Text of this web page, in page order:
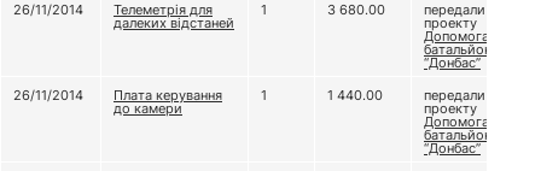
26/11/2014
Телеметрія для
далеких відстаней
1 3 680.00 передали
проекту
Допомога
батальйону
“Донбас”
26/11/2014
Плата керування
до камери
1 1 440.00 передали
проекту
Допомога
батальйону
“Донбас”